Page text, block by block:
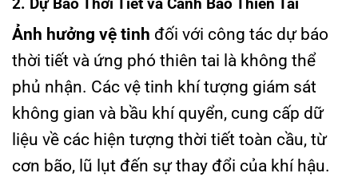
Ảnh hưởng vệ tinh đối với công tác dự báo
thời tiết và ứng phó thiên tai là không thể
phủ nhận. Các vệ tinh khí tượng giám sát
không gian và bầu khí quyển, cung cấp dữ
liệu về các hiện tượng thời tiết toàn cầu, từ
cơn bão, lũ lụt đến sự thay đổi của khí hậu.